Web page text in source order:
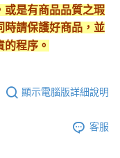
或是有商品品質之瑕
時請保護好商品，並
程序。
顯示電腦版詳細說明
客服